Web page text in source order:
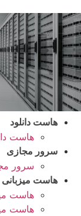
هاست دانلود
هاست
سرور مجازی
سرور
هاست میزبانی
هاست
هاست